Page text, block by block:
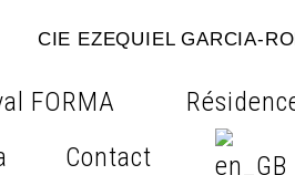
CIE EZEQUIEL GARCIA-
FORMA
Contact